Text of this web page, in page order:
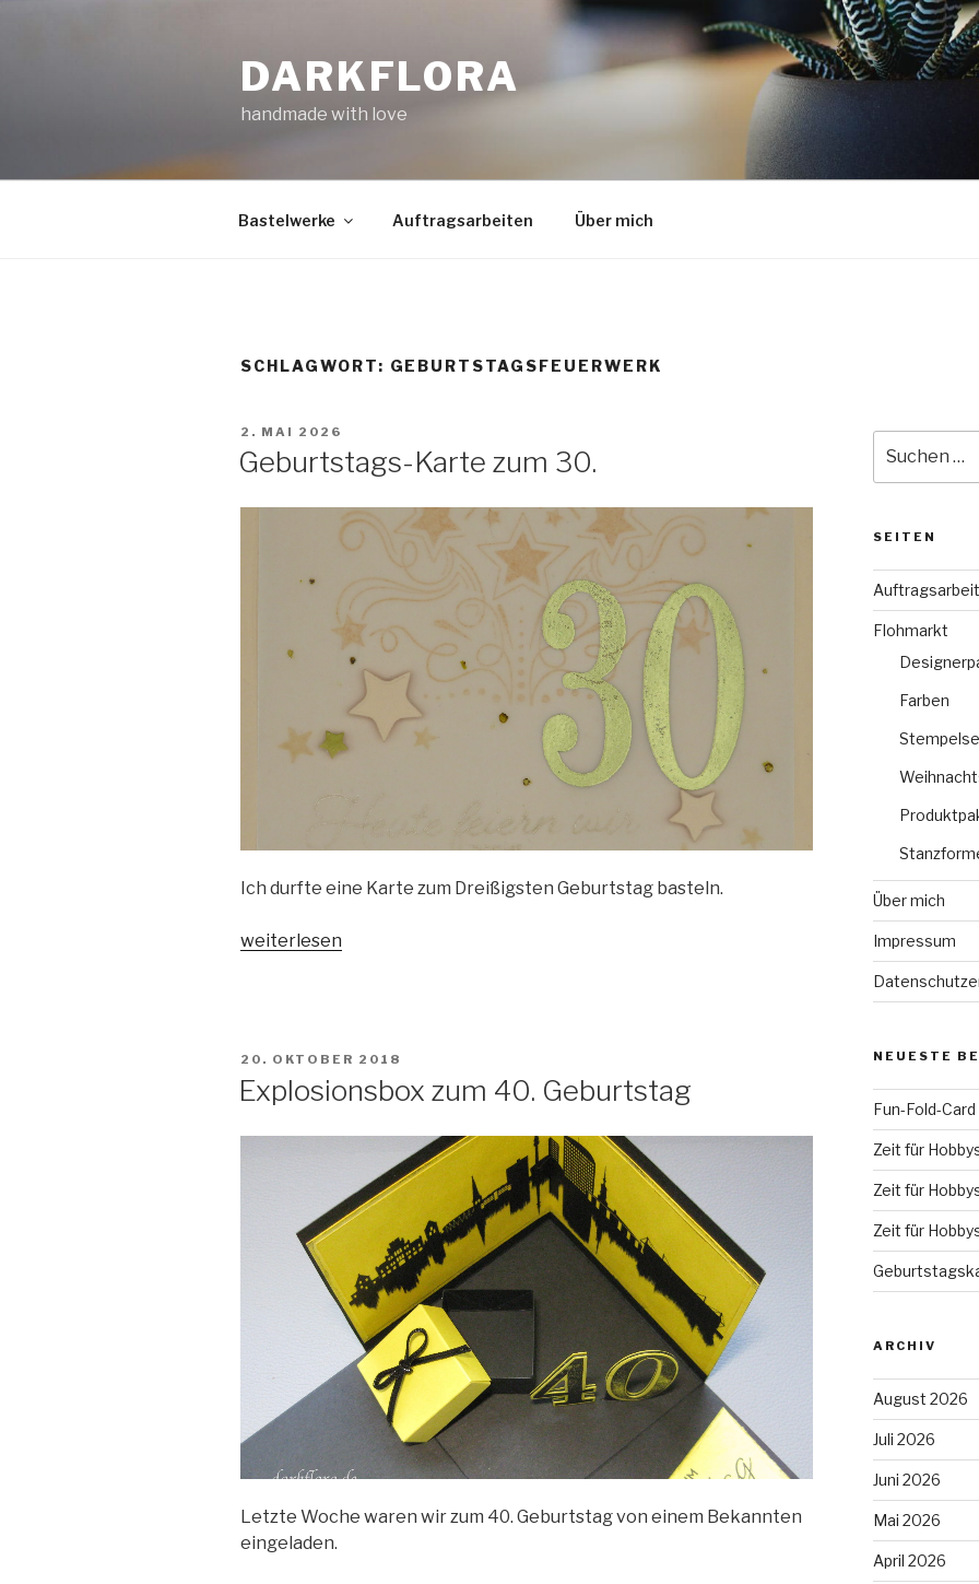
DARKFLORA
handmade with love
Bastelwerke Auftragsarbeiten Über mich
SCHLAGWORT: GEBURTSTAGSFEUERWERK
VERÖFFENTLICHT
2. MAI 2026
Geburtstags-Karte zum 30.
Ich durfte eine Karte zum Dreißigsten Geburtstag basteln.
„Geburtstags-
weiterlesen
VERÖFFENTLICHT
20. OKTOBER 2018
Explosionsbox zum 40. Geburtstag
Letzte Woche waren wir zum 40. Geburtstag von einem Bekannten
eingeladen.
nach:
SEITEN
Flohmarkt
Farben
Über mich
Impressum
NEUESTE
Fun-Fold-
Zeit für
Zeit für
Zeit für
ARCHIV
August 2026
Juli 2026
Juni 2026
Mai 2026
April 2026